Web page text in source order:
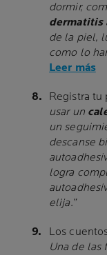
dormir,
dermatitis
de la piel,
como lo
Leer más
Registra tu
usar un
un
descanse
logra
elija.”
Los
Una de las